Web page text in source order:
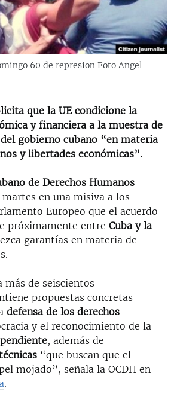
VIVIENDA EN CUBA
RUSA EN AMÉRICA LATINA
A UCRANIA
60 de represion Foto Angel
que la UE condicione la
y financiera a la muestra de
gobierno cubano “en materia
y libertades económicas”.
de Derechos Humanos
en una misiva a los
Europeo que el acuerdo
próximamente entre Cuba y la
garantías en materia de
de seiscientos
propuestas concretas
defensa de los derechos
y el reconocimiento de la
, además de
“que buscan que el
mojado”, señala la OCDH en
.